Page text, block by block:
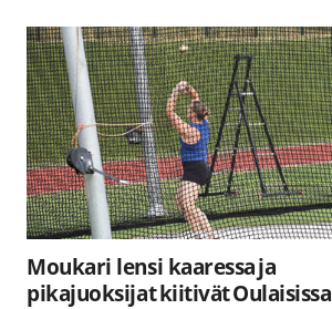
Moukari lensi kaaressa ja
pikajuoksijat kiitivät Oulaisissa